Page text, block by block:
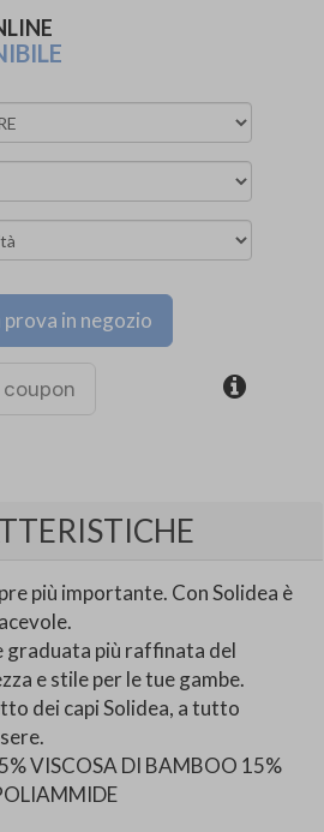
in negozio
più importante. Con Solidea è
graduata più raffinata del
e stile per le tue gambe.
dei capi Solidea, a tutto
VISCOSA DI BAMBOO 15%